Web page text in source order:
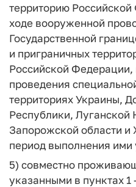
территорию
ходе вооруженной
Государственной
и приграничных
Российской
проведения
территориях Украины,
Республики, Луганской
Запорожской области и
период выполнения ими
5) совместно
указанными в пунктах 1